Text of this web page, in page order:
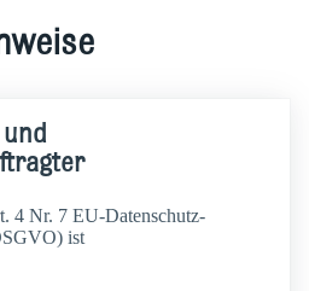
4 Nr. 7 EU-Datenschutz-
ist